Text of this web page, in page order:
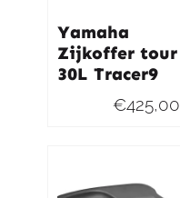
Yamaha
Zijkoffer tour
30L Tracer9
€425,00